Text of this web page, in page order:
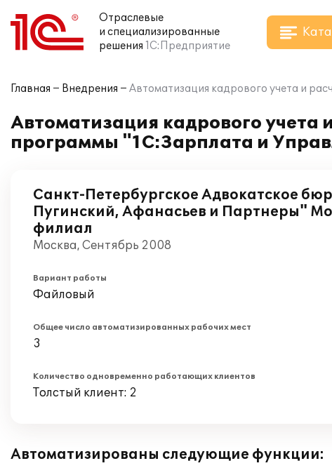
Отраслевые
и специализированные
решения 1С:Предприятие
Главная Внедрения Автоматизация кадрового учета и
Автоматизация кадрового
программы "1С:Зарплата и
Санкт-Петербургское Адвокатское
Пугинский, Афанасьев и Партнеры"
филиал
Москва, Сентябрь 2008
Вариант работы
Файловый
Общее число автоматизированных рабочих мест
3
Количество одновременно работающих клиентов
Толстый клиент: 2
Автоматизированы следующие функции: